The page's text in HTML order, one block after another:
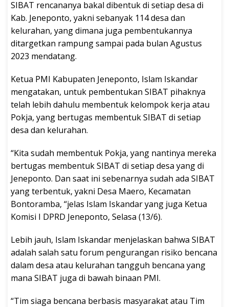
SIBAT rencananya bakal dibentuk di setiap desa di
Kab. Jeneponto, yakni sebanyak 114 desa dan
kelurahan, yang dimana juga pembentukannya
ditargetkan rampung sampai pada bulan Agustus
2023 mendatang.
Ketua PMI Kabupaten Jeneponto, Islam Iskandar
mengatakan, untuk pembentukan SIBAT pihaknya
telah lebih dahulu membentuk kelompok kerja atau
Pokja, yang bertugas membentuk SIBAT di setiap
desa dan kelurahan.
“Kita sudah membentuk Pokja, yang nantinya mereka
bertugas membentuk SIBAT di setiap desa yang di
Jeneponto. Dan saat ini sebenarnya sudah ada SIBAT
yang terbentuk, yakni Desa Maero, Kecamatan
Bontoramba, “jelas Islam Iskandar yang juga Ketua
Komisi I DPRD Jeneponto, Selasa (13/6).
Lebih jauh, Islam Iskandar menjelaskan bahwa SIBAT
adalah salah satu forum pengurangan risiko bencana
dalam desa atau kelurahan tangguh bencana yang
mana SIBAT juga di bawah binaan PMI.
“Tim siaga bencana berbasis masyarakat atau Tim